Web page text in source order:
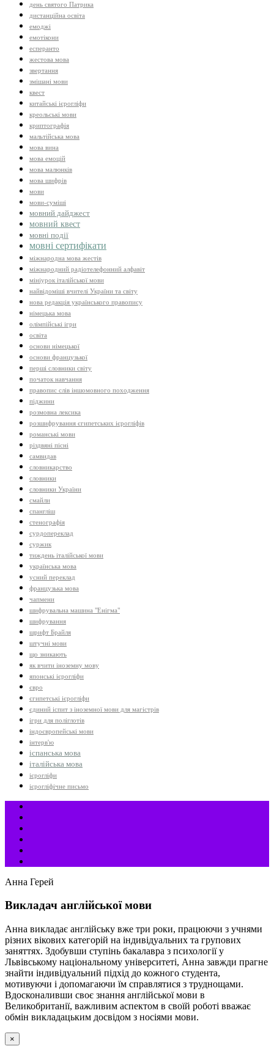
день святого Патрика
дистанційна освіта
емоджі
емотікони
есперанто
жестова мова
звертання
змішані мови
квест
китайські ієрогліфи
креольські мови
криптографія
мальтійська мова
мова вина
мова емоцій
мова малюнків
мова шифрів
мови
мови-суміші
мовний дайджест
мовний квест
мовні події
мовні сертифікати
міжнародна мова жестів
міжнародний радіотелефонний алфавіт
мініурок італійської мови
найвідоміші вчителі України та світу
нова редакція українського правопису
німецька мова
олімпійські ігри
освіта
основи німецької
основи французької
перші словники світу
початок навчання
правопис слів іншомовного походження
піджини
розмовна лексика
розшифрування єгипетських ієрогліфів
романські мови
різдвяні пісні
самвидав
словникарство
словники
словники України
смайли
спангліш
стенографія
сурдопереклад
суржик
тиждень італійської мови
українська мова
усний переклад
французька мова
чапмени
шифрувальна машина "Енігма"
шифрування
шрифт Брайля
штучні мови
що зникають
як вчити іноземну мову
японські ієрогліфи
євро
єгипетські ієрогліфи
єдиний іспит з іноземної мови для магістрів
ігри для поліглотів
індоєвропейські мови
інтерв'ю
іспанська мова
італійська мова
ієрогліфи
ієрогліфічне письмо
Анна Герей
Викладач англійської мови
Анна викладає англійську вже три роки, працюючи з учнями
різних вікових категорій на індивідуальних та групових
заняттях. Здобувши ступінь бакалавра з психології у
Львівському національному університеті, Анна завжди прагне
знайти індивідуальний підхід до кожного студента,
мотивуючи і допомагаючи їм справлятися з труднощами.
Вдосконаливши своє знання англійської мови в
Великобританії, важливим аспектом в своїй роботі вважає
обмін викладацьким досвідом з носіями мови.
×